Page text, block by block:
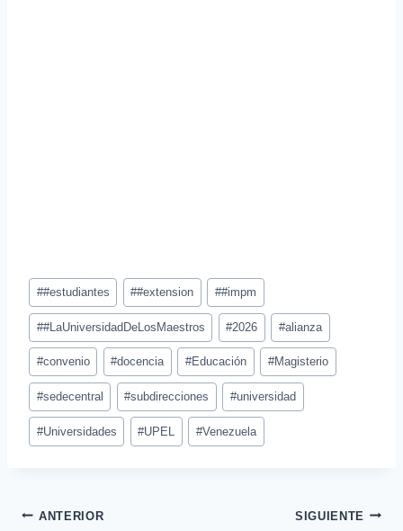
##estudiantes ##extension ##impm
##LaUniversidadDeLosMaestros #2026 #alianza
#convenio #docencia #Educación #Magisterio
#sedecentral #subdirecciones #universidad
#Universidades #UPEL #Venezuela
ANTERIOR SIGUIENTE